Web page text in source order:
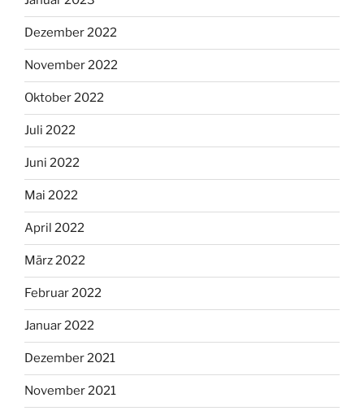
Dezember 2022
November 2022
Oktober 2022
Juli 2022
Juni 2022
Mai 2022
April 2022
März 2022
Februar 2022
Januar 2022
Dezember 2021
November 2021